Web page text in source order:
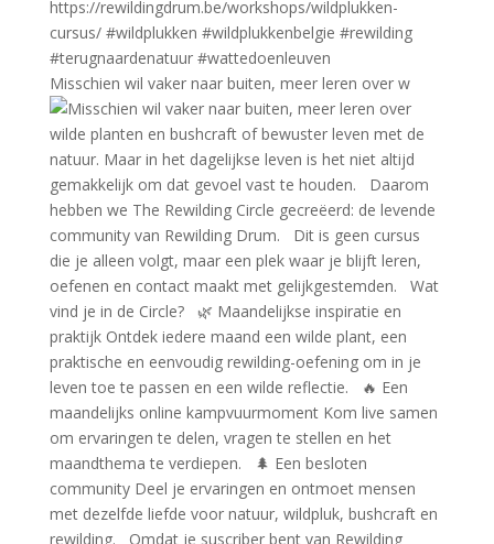
Misschien wil vaker naar buiten, meer leren over w